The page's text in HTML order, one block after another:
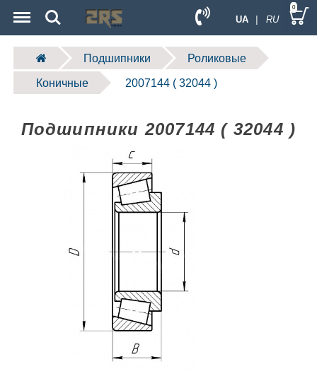
UA | RU
Search 0
Подшипники Роликовые
Коничные 2007144 ( 32044 )
Подшипники 2007144 ( 32044 )